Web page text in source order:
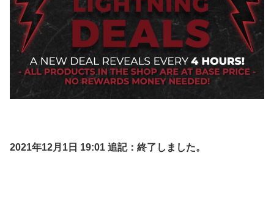
2021年12月1日 19:01 追記：終了しました。